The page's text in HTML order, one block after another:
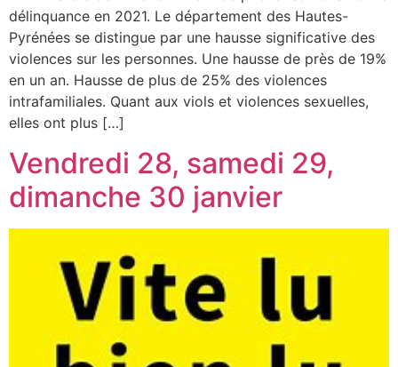
délinquance en 2021. Le département des Hautes-
Pyrénées se distingue par une hausse significative des
violences sur les personnes. Une hausse de près de 19%
en un an. Hausse de plus de 25% des violences
intrafamiliales. Quant aux viols et violences sexuelles,
elles ont plus […]
Vendredi 28, samedi 29,
dimanche 30 janvier